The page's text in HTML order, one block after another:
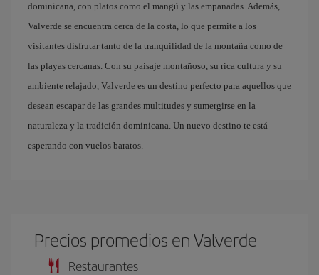
dominicana, con platos como el mangú y las empanadas. Además,
Valverde se encuentra cerca de la costa, lo que permite a los
visitantes disfrutar tanto de la tranquilidad de la montaña como de
las playas cercanas. Con su paisaje montañoso, su rica cultura y su
ambiente relajado, Valverde es un destino perfecto para aquellos que
desean escapar de las grandes multitudes y sumergirse en la
naturaleza y la tradición dominicana. Un nuevo destino te está
esperando con vuelos baratos.
Precios promedios en Valverde
Restaurantes